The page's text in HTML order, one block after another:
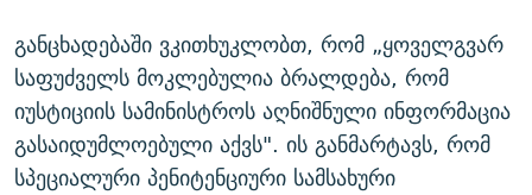
განცხადებაში ვკითხუკლობთ, რომ „ყოველგვარ
საფუძველს მოკლებულია ბრალდება, რომ
იუსტიციის სამინისტროს აღნიშნული ინფორმაცია
გასაიდუმლოებული აქვს". ის განმარტავს, რომ
სპეციალური პენიტენციური სამსახური